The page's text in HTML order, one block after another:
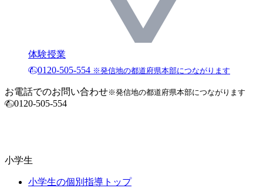
体験授業
0120-505-554 ※発信地の都道府県本部につながります
お電話でのお問い合わせ※発信地の都道府県本部につながります
0120-505-554
小学生
小学生の個別指導トップ